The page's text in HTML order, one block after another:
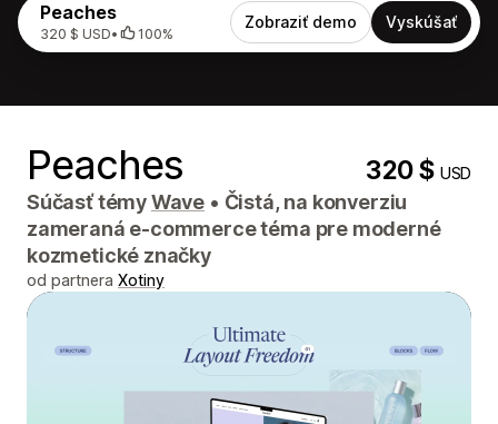
Peaches
320 $ USD• 100%
Zobraziť demo Vyskúšať
Peaches 320 $USD
Súčasť témyWave • Čistá, na konverziu
zameraná e-commerce téma pre moderné
kozmetické značky
od partnera Xotiny